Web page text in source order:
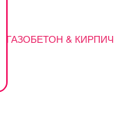
ГАЗОБЕТОН & КИРПИЧ